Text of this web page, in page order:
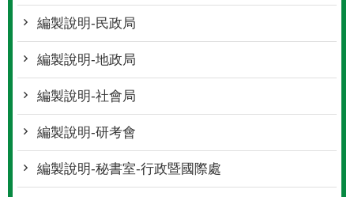
編製說明-民政局
編製說明-地政局
編製說明-社會局
編製說明-研考會
編製說明-秘書室-行政暨國際處